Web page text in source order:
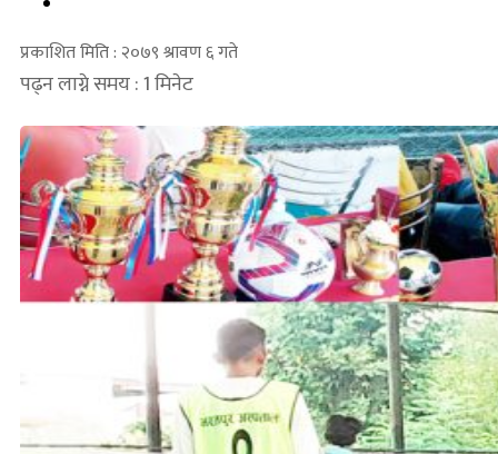
प्रकाशित मिति : २०७९ श्रावण ६ गते
पढ्न लाग्ने समय : 1 मिनेट